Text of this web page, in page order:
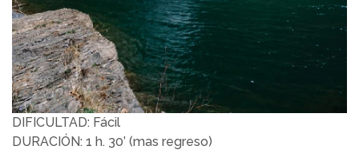
DIFICULTAD: Fácil
DURACIÓN: 1 h. 30’ (mas regreso)